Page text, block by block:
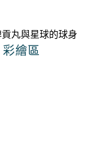
丸與星球的球身
彩繪區